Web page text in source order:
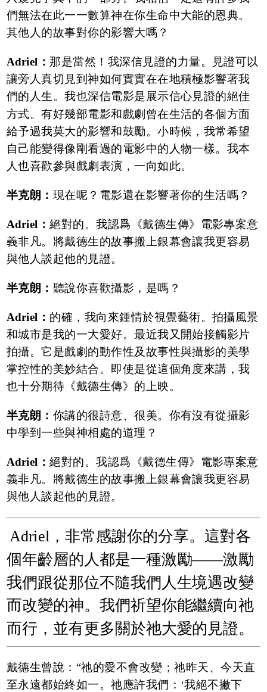
們無法在此一一數算神在你生命中大能的恩典。
其他人的故事對你的影響大嗎？
Adriel： 那是當然！我深信見證的力量。見證可以
讓旁人真切見到神如何實實在在地積極影響著我
們的人生。我也深信電影是展示信心見證的絕佳
方式。有好幾部電影和戲劇曾在生活的各個方面
給予過我莫大的影響和鼓勵。小時候，我常希望
自己能變得像剛看過的電影中的人物一樣。我本
人也喜歡參與戲劇表演，一向如此。
半克朗： 現在呢？電影還在影響著你的生活嗎？
Adriel：絕對的。我認爲《戴德生傳》電影專案意
義非凡。將戴德生的故事搬上銀幕會讓我更容易
與他人談起他的見證。
半克朗： 聽說你喜歡攝影，是嗎？
Adriel： 的確，我向來鍾情於視覺藝術。拍攝風景
和城市是我的一大愛好。最近我又開始接觸影片
拍攝。它是戲劇的動作性及故事性與攝影的美學
掌控性的美妙結合。即使是從這個角度來講，我
也十分期待《戴德生傳》的上映。
半克朗： 你講的很詩意、很美。你有沒有從攝影
中學到一些與神相處的道理？
Adriel：絕對的。我認爲《戴德生傳》電影專案意
義非凡。將戴德生的故事搬上銀幕會讓我更容易
與他人談起他的見證。
Adriel，非常感謝你的分享。這對各
個年齡層的人都是一種激勵——激勵
我們跟從那位不隨我們人生境遇改變
而改變的神。我們祈望你能繼續向祂
而行，並有更多關於祂大愛的見證。
戴德生曾說：“祂的愛不會改變；祂昨天、今天直
至永遠都始終如一。祂應許我們：‘我絕不撇下